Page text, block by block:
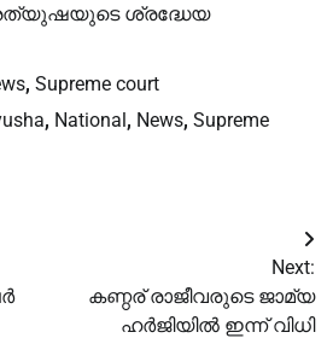
ശ്രദ്ധേയ
, Supreme court
, National, News, Supreme
Next:
കണ്ഠര് രാജീവരുടെ ജാമ്യ
ഹര്‍ജിയില്‍ ഇന്ന് വിധി